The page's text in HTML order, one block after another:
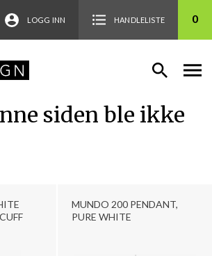
LOGG INN HANDLELISTE 0
siden ble ikke
MUNDO 200 PENDANT,
PURE WHITE